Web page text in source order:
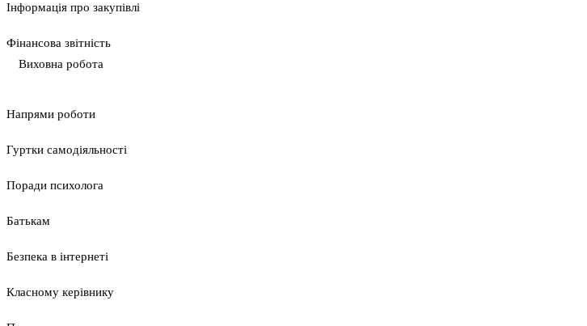
Інформація про закупівлі
Фінансова звітність
Виховна робота
Напрями роботи
Гуртки самодіяльності
Поради психолога
Батькам
Безпека в інтернеті
Класному керівнику